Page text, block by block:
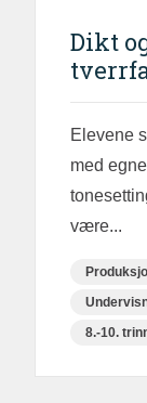
Dikt
Elevene
med
være...
8.-10.